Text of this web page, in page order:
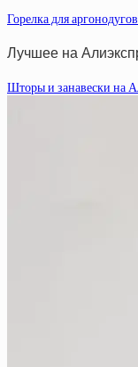
Горелка для
Лучшее на
Шторы и занавески на